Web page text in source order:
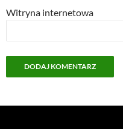
Witryna internetowa